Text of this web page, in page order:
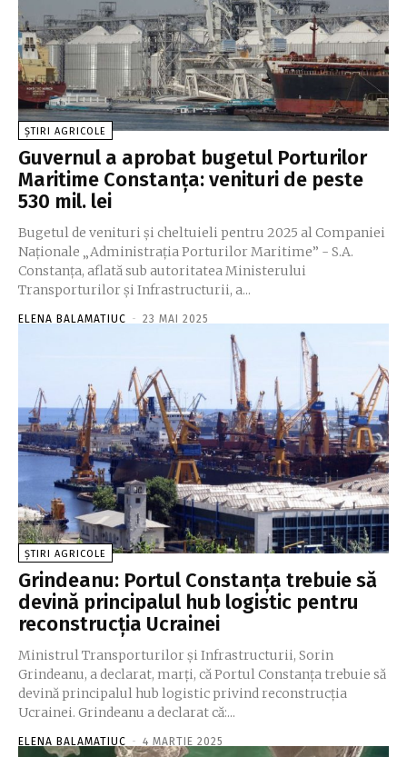
ȘTIRI AGRICOLE
Guvernul a aprobat bugetul Porturilor
Maritime Constanța: venituri de peste
530 mil. lei
Bugetul de venituri şi cheltuieli pentru 2025 al Companiei
Naţionale „Administraţia Porturilor Maritime” - S.A.
Constanţa, aflată sub autoritatea Ministerului
Transporturilor şi Infrastructurii, a...
ELENA BALAMATIUC - 23 MAI 2025
ȘTIRI AGRICOLE
Grindeanu: Portul Constanţa trebuie să
devină principalul hub logistic pentru
reconstrucţia Ucrainei
Ministrul Transporturilor şi Infrastructurii, Sorin
Grindeanu, a declarat, marţi, că Portul Constanţa trebuie să
devină principalul hub logistic privind reconstrucţia
Ucrainei. Grindeanu a declarat că:...
ELENA BALAMATIUC - 4 MARTIE 2025